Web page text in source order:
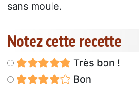
sans moule.
Notez cette recette
Très bon !
Bon